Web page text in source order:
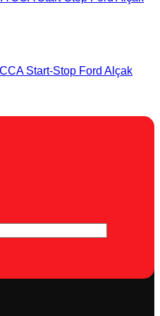
Start-Stop Ford Alçak